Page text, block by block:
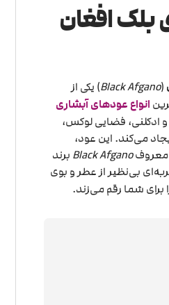
بلک افغان
(
Black Afgano) یکی از
انواع عودهای آبشاری
ادکلنی، فضایی لوکس،
می‌کند. این عود،
معروفBlack Afgano برند
بی‌نظیر از عطر و بوی
برای شما رقم می‌زند.